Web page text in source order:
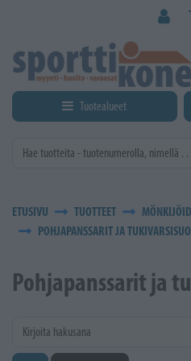
Tuotealueet
ETUSIVU TUOTTEET
POHJAPANSSARIT JA
Pohjapanssarit ja
Kirjoita hakusana